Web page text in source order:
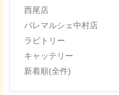
西尾店
パレマルシェ中村店
ラビトリー
キャッテリー
新着順(全件)